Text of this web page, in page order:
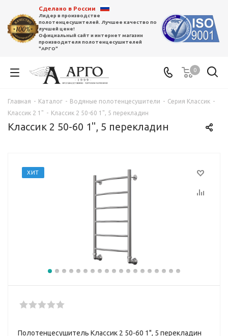
Сделано в России
Лидер в производстве
полотенцесушителей. Лучшее качество по
лучшей цене!
Официальный сайт и интернет магазин
производителя полотенцесушителей
"АРГО"
0
Главная - Каталог - Водяные полотенцесушители - Серия Классик -
Классик 2 1" - Классик 2 50-60 1", 5 перекладин
Классик 2 50-60 1", 5 перекладин
ХИТ
Полотенцесушитель Классик 2 50-60 1", 5 перекладин